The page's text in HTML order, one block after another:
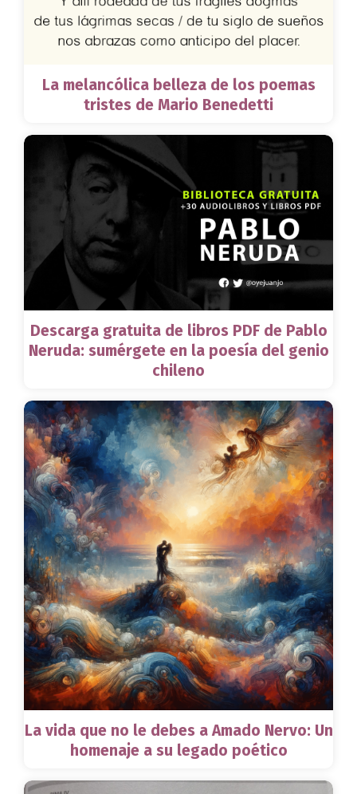
La melancólica belleza de los poemas
tristes de Mario Benedetti
Descarga gratuita de libros PDF de Pablo
Neruda: sumérgete en la poesía del genio
chileno
La vida que no le debes a Amado Nervo: Un
homenaje a su legado poético